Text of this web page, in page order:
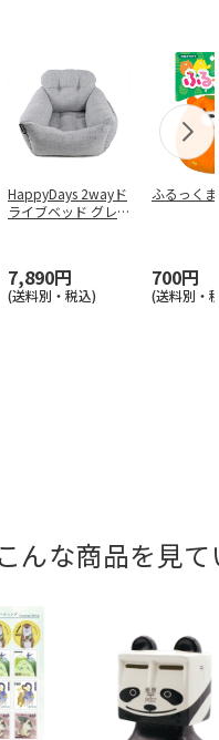
HappyDays 2wayド
ライブベッド グレ
7,890円
(送料別・税込)
ふるっくま
700円
(送料別・税
な商品を見て